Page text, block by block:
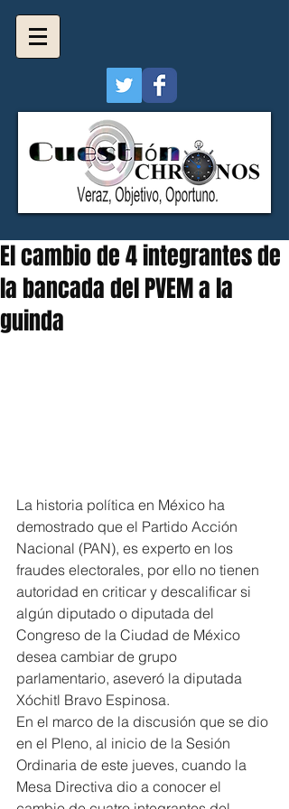
El cambio de 4 integrantes de
la bancada del PVEM a la
guinda
La historia política en México ha
demostrado que el Partido Acción
Nacional (PAN), es experto en los
fraudes electorales, por ello no tienen
autoridad en criticar y descalificar si
algún diputado o diputada del
Congreso de la Ciudad de México
desea cambiar de grupo
parlamentario, aseveró la diputada
Xóchitl Bravo Espinosa.
En el marco de la discusión que se dio
en el Pleno, al inicio de la Sesión
Ordinaria de este jueves, cuando la
Mesa Directiva dio a conocer el